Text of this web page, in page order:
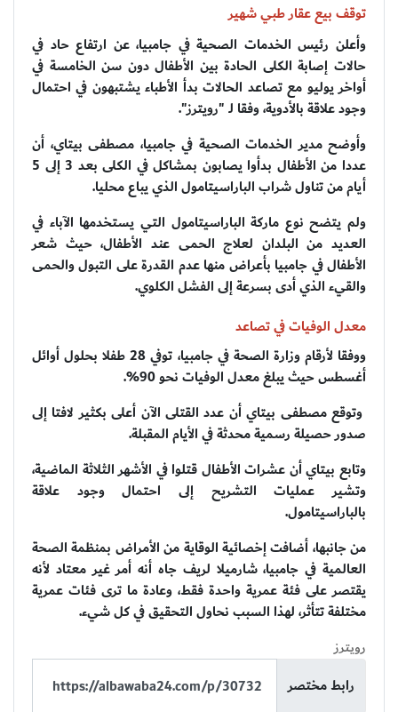
توقف بيع عقار طبي شهير
وأعلن رئيس الخدمات الصحية في جامبيا، عن ارتفاع حاد في
حالات إصابة الكلى الحادة بين الأطفال دون سن الخامسة في
أواخر يوليو مع تصاعد الحالات بدأ الأطباء يشتبهون في احتمال
وجود علاقة بالأدوية، وفقا لـ "رويترز".
وأوضح مدير الخدمات الصحية في جامبيا، مصطفى بيتاي، أن
عددا من الأطفال بدأوا يصابون بمشاكل في الكلى بعد 3 إلى 5
أيام من تناول شراب الباراسيتامول الذي يباع محليا.
ولم يتضح نوع ماركة الباراسيتامول التي يستخدمها الآباء في
العديد من البلدان لعلاج الحمى عند الأطفال، حيث شعر
الأطفال في جامبيا بأعراض منها عدم القدرة على التبول والحمى
والقيء الذي أدى بسرعة إلى الفشل الكلوي.
معدل الوفيات في تصاعد
ووفقا لأرقام وزارة الصحة في جامبيا، توفي 28 طفلا بحلول أوائل
أغسطس حيث يبلغ معدل الوفيات نحو 90%.
وتوقع مصطفى بيتاي أن عدد القتلى الآن أعلى بكثير لافتا إلى
صدور حصيلة رسمية محدثة في الأيام المقبلة.
وتابع بيتاي أن عشرات الأطفال قتلوا في الأشهر الثلاثة الماضية،
وتشير عمليات التشريح إلى احتمال وجود علاقة
بالباراسيتامول.
من جانبها، أضافت إخصائية الوقاية من الأمراض بمنظمة الصحة
العالمية في جامبيا، شارميلا لريف جاه أنه أمر غير معتاد لأنه
يقتصر على فئة عمرية واحدة فقط، وعادة ما ترى فئات عمرية
مختلفة تتأثر، لهذا السبب نحاول التحقيق في كل شيء.
رويترز
رابط مختصر